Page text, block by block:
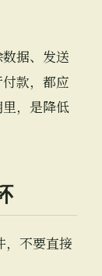
据、发送
款，都应
，是降低
不要直接